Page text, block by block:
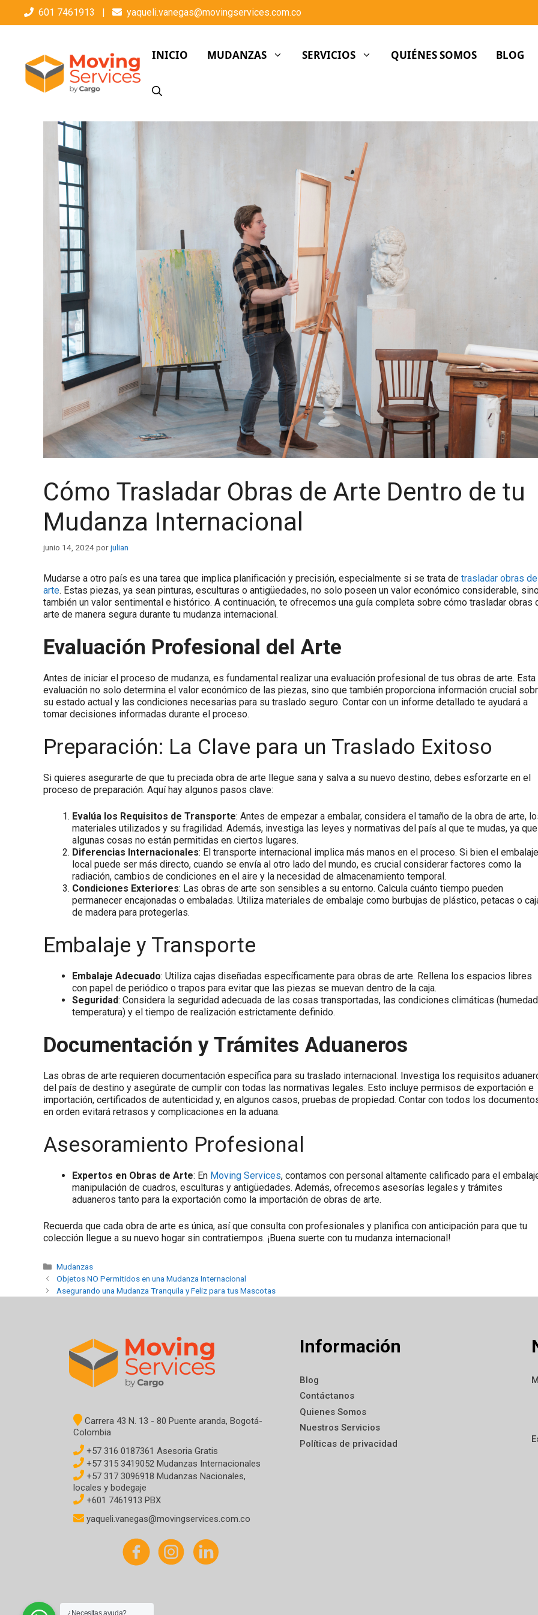
601 7461913 | yaqueli.vanegas@movingservices.com.co
INICIO MUDANZAS SERVICIOS QUIÉNES SOMOS BLOG
Cómo Trasladar Obras de Arte Dentro de tu
Mudanza Internacional
junio 14, 2024porjulian
Mudarse a otro país es una tarea que implica planificación y precisión, especialmente si se trata de trasladar obras de
arte. Estas piezas, ya sean pinturas, esculturas o antigüedades, no solo poseen un valor económico considerable,
también un valor sentimental e histórico. A continuación, te ofrecemos una guía completa sobre cómo trasladar obras
arte de manera segura durante tu mudanza internacional.
Evaluación Profesional del Arte
Antes de iniciar el proceso de mudanza, es fundamental realizar una evaluación profesional de tus obras de arte. Esta
evaluación no solo determina el valor económico de las piezas, sino que también proporciona información crucial
su estado actual y las condiciones necesarias para su traslado seguro. Contar con un informe detallado te ayudará a
tomar decisiones informadas durante el proceso.
Preparación: La Clave para un Traslado Exitoso
Si quieres asegurarte de que tu preciada obra de arte llegue sana y salva a su nuevo destino, debes esforzarte en el
proceso de preparación. Aquí hay algunos pasos clave:
Evalúa los Requisitos de Transporte: Antes de empezar a embalar, considera el tamaño de la obra de arte,
materiales utilizados y su fragilidad. Además, investiga las leyes y normativas del país al que te mudas, ya que
algunas cosas no están permitidas en ciertos lugares.
Diferencias Internacionales: El transporte internacional implica más manos en el proceso. Si bien el embalaje
local puede ser más directo, cuando se envía al otro lado del mundo, es crucial considerar factores como la
radiación, cambios de condiciones en el aire y la necesidad de almacenamiento temporal.
Condiciones Exteriores: Las obras de arte son sensibles a su entorno. Calcula cuánto tiempo pueden
permanecer encajonadas o embaladas. Utiliza materiales de embalaje como burbujas de plástico, petacas o
de madera para protegerlas.
Embalaje y Transporte
Embalaje Adecuado: Utiliza cajas diseñadas específicamente para obras de arte. Rellena los espacios libres
con papel de periódico o trapos para evitar que las piezas se muevan dentro de la caja.
Seguridad: Considera la seguridad adecuada de las cosas transportadas, las condiciones climáticas
temperatura) y el tiempo de realización estrictamente definido.
Documentación y Trámites Aduaneros
Las obras de arte requieren documentación específica para su traslado internacional. Investiga los requisitos
del país de destino y asegúrate de cumplir con todas las normativas legales. Esto incluye permisos de exportación e
importación, certificados de autenticidad y, en algunos casos, pruebas de propiedad. Contar con todos los
en orden evitará retrasos y complicaciones en la aduana.
Asesoramiento Profesional
Expertos en Obras de Arte: En Moving Services, contamos con personal altamente calificado para el
manipulación de cuadros, esculturas y antigüedades. Además, ofrecemos asesorías legales y trámites
aduaneros tanto para la exportación como la importación de obras de arte.
Recuerda que cada obra de arte es única, así que consulta con profesionales y planifica con anticipación para que tu
colección llegue a su nuevo hogar sin contratiempos. ¡Buena suerte con tu mudanza internacional!
Mudanzas
Objetos NO Permitidos en una Mudanza Internacional
Asegurando una Mudanza Tranquila y Feliz para tus Mascotas
Carrera 43 N. 13 - 80 Puente aranda, Bogotá-
Colombia
+57 316 0187361 Asesoria Gratis
+57 315 3419052 Mudanzas Internacionales
+57 317 3096918 Mudanzas Nacionales,
locales y bodegaje
+601 7461913 PBX
yaqueli.vanegas@movingservices.com.co
Información
Blog
Contáctanos
Quienes Somos
Nuestros Servicios
Políticas de privacidad
¿Necesitas ayuda?